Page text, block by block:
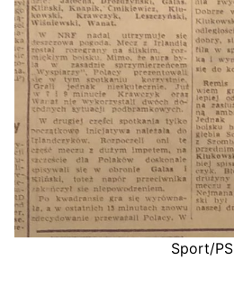
Sport/PS